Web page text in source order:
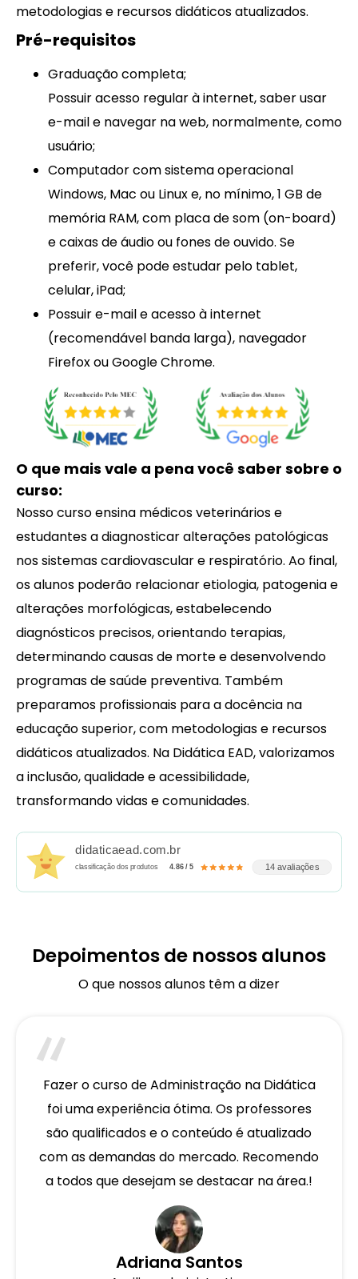
metodologias e recursos didáticos atualizados.
Pré-requisitos
Graduação completa;
Possuir acesso regular à internet, saber usar
e-mail e navegar na web, normalmente, como
usuário;
Computador com sistema operacional
Windows, Mac ou Linux e, no mínimo, 1 GB de
memória RAM, com placa de som (on-board)
e caixas de áudio ou fones de ouvido. Se
preferir, você pode estudar pelo tablet,
celular, iPad;
Possuir e-mail e acesso à internet
(recomendável banda larga), navegador
Firefox ou Google Chrome.
O que mais vale a pena você saber sobre o
curso:
Nosso curso ensina médicos veterinários e
estudantes a diagnosticar alterações patológicas
nos sistemas cardiovascular e respiratório. Ao final,
os alunos poderão relacionar etiologia, patogenia e
alterações morfológicas, estabelecendo
diagnósticos precisos, orientando terapias,
determinando causas de morte e desenvolvendo
programas de saúde preventiva. Também
preparamos profissionais para a docência na
educação superior, com metodologias e recursos
didáticos atualizados. Na Didática EAD, valorizamos
a inclusão, qualidade e acessibilidade,
transformando vidas e comunidades.
didaticaead.com.br
classificação dos produtos 4.86 / 5 14 avaliações
Depoimentos de nossos alunos
O que nossos alunos têm a dizer
Fazer o curso de Administração na Didática
foi uma experiência ótima. Os professores
são qualificados e o conteúdo é atualizado
com as demandas do mercado. Recomendo
a todos que desejam se destacar na área.!
Adriana Santos